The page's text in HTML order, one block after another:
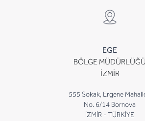
EGE
BÖLGE MÜDÜRLÜĞÜ
İZMİR
555 Sokak, Ergene
No. 6/14 Bornova
İZMİR - TÜRKİYE